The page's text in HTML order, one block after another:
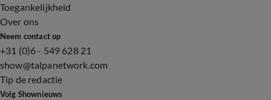
Toegankelijkheid
Over ons
Neem contact op
+31 (0)6 - 549 628 21
show@talpanetwork.com
Tip de redactie
Volg Shownieuws